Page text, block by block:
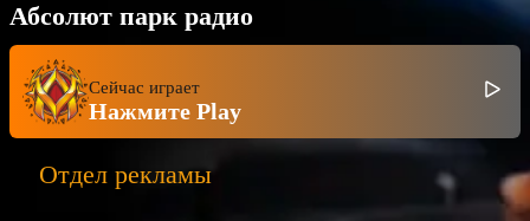
Абсолют парк радио
Сейчас играет
Нажмите Play
Отдел рекламы